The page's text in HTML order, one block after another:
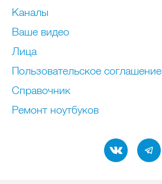
Каналы
Ваше видео
Лица
Пользовательское соглашение
Справочник
Ремонт нoутбуков